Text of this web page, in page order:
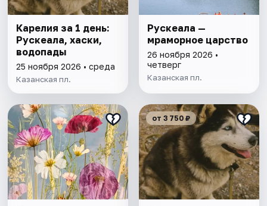
Карелия за 1 день:
Рускеала, хаски,
водопады
25 ноября 2026 • среда
Казанская пл.
Рускеала —
мраморное царство
26 ноября 2026 •
четверг
Казанская пл.
от 3 750 ₽